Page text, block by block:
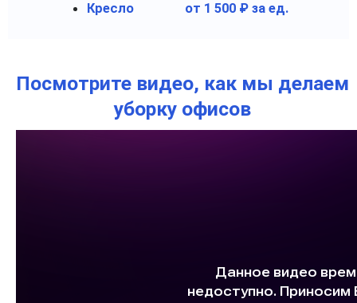
Кресло от 1 500 ₽ за ед.
Посмотрите видео, как мы делаем
уборку офисов